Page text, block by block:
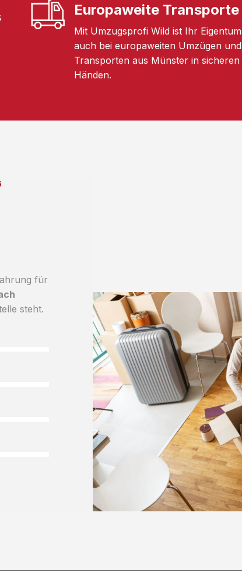
Europaweite Transporte
Mit Umzugsprofi Wild ist Ihr Eigentum
auch bei europaweiten Umzügen und
Transporten aus Münster in sicheren
Händen.
für
steht.